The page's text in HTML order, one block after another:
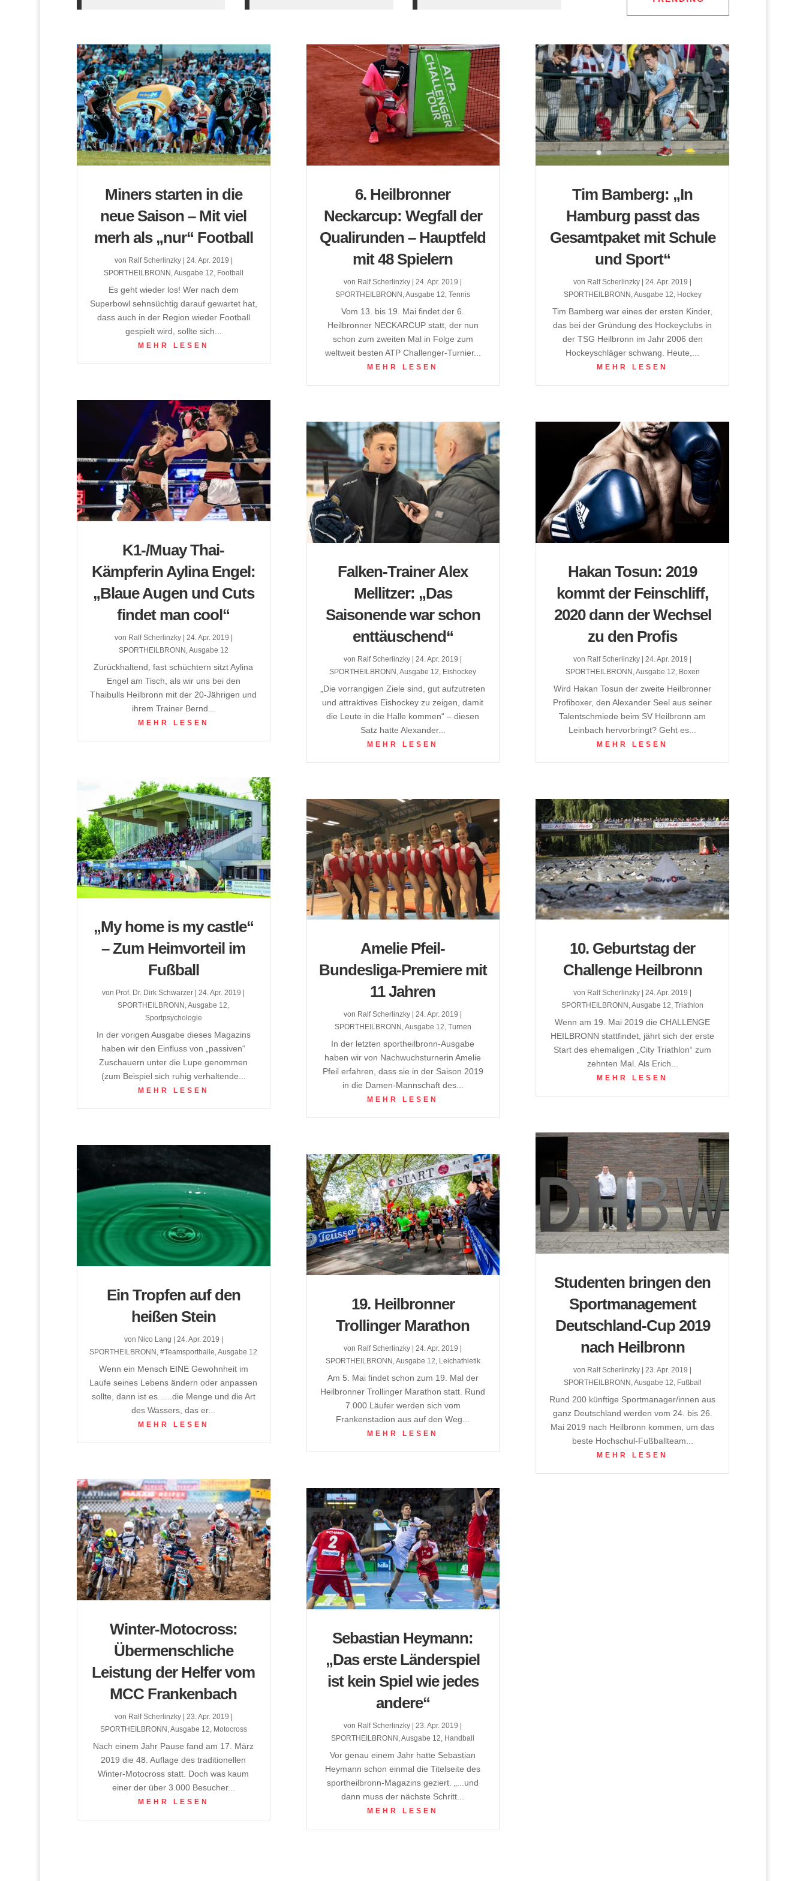
Miners starten in die
neue Saison – Mit viel
merh als „nur“ Football
von Ralf Scherlinzky| 24. Apr. 2019
SPORTHEILBRONN ,Ausgabe 12, Football
Es geht wieder los! Wer nach dem
Superbowl sehnsüchtig darauf gewartet hat,
dass auch in der Region wieder Football
gespielt wird, sollte sich...
MEHR LESEN
K1-/Muay Thai-
Kämpferin Aylina Engel:
„Blaue Augen und Cuts
findet man cool“
von Ralf Scherlinzky| 24. Apr. 2019 |
SPORTHEILBRONN Ausgabe 12
Zurückhaltend, fast schüchtern sitzt Aylina
Engel am Tisch, als wir uns bei den
Thaibulls Heilbronn mit der 20-Jährigen und
ihrem Trainer Bernd...
MEHR LESEN
„My home is my castle“
– Zum Heimvorteil im
Fußball
von Prof. Dr. Dirk Schwarzer |24. Apr. 2019
SPORTHEILBRONN ,Ausgabe 12,
Sportpsychologie
In der vorigen Ausgabe dieses Magazins
haben wir den Einfluss von „passiven“
Zuschauern unter die Lupe genommen
(zum Beispiel sich ruhig verhaltende...
MEHR LESEN
Ein Tropfen auf den
heißen Stein
von Nico Lang 24. Apr. 2019
SPORTHEILBRONN ,#Teamsporthalle,Ausgabe 12
Wenn ein Mensch EINE Gewohnheit im
Laufe seines Lebens ändern oder anpassen
sollte, dann ist es......die Menge und die Art
des Wassers, das er...
MEHR LESEN
Winter-Motocross:
Übermenschliche
Leistung der Helfer vom
MCC Frankenbach
von Ralf Scherlinzky| 23. Apr. 2019 |
SPORTHEILBRONN,Ausgabe 12, Motocross
Nach einem Jahr Pause fand am 17. März
2019 die 48. Auflage des traditionellen
Winter-Motocross statt. Doch was kaum
einer der über 3.000 Besucher...
MEHR LESEN
6. Heilbronner
Neckarcup: Wegfall der
Qualirunden – Hauptfeld
mit 48 Spielern
von Ralf Scherlinzky |24. Apr. 2019
SPORTHEILBRONN ,Ausgabe 12,Tennis
Vom 13. bis 19. Mai findet der 6.
Heilbronner NECKARCUP statt, der nun
schon zum zweiten Mal in Folge zum
weltweit besten ATP Challenger-Turnier...
MEHR LESEN
Falken-Trainer Alex
Mellitzer: „Das
Saisonende war schon
enttäuschend“
von Ralf Scherlinzky | 24. Apr. 2019 |
SPORTHEILBRONN ,Ausgabe 12 Eishockey
„Die vorrangigen Ziele sind, gut aufzutreten
und attraktives Eishockey zu zeigen, damit
die Leute in die Halle kommen“ – diesen
Satz hatte Alexander...
MEHR LESEN
Amelie Pfeil-
Bundesliga-Premiere mit
11 Jahren
von Ralf Scherlinzky |24. Apr. 2019
SPORTHEILBRONN ,Ausgabe 12, Turnen
In der letzten sportheilbronn-Ausgabe
haben wir von Nachwuchsturnerin Amelie
Pfeil erfahren, dass sie in der Saison 2019
in die Damen-Mannschaft des...
MEHR LESEN
19. Heilbronner
Trollinger Marathon
von Ralf Scherlinzky |24. Apr. 2019
SPORTHEILBRONN ,Ausgabe 12, Leichathletik
Am 5. Mai findet schon zum 19. Mal der
Heilbronner Trollinger Marathon statt. Rund
7.000 Läufer werden sich vom
Frankenstadion aus auf den Weg...
MEHR LESEN
Sebastian Heymann:
„Das erste Länderspiel
ist kein Spiel wie jedes
andere“
von Ralf Scherlinzky |23. Apr. 2019 |
SPORTHEILBRONN,Ausgabe 12, Handball
Vor genau einem Jahr hatte Sebastian
Heymann schon einmal die Titelseite des
sportheilbronn-Magazins geziert. „...und
dann muss der nächste Schritt...
MEHR LESEN
Tim Bamberg: „In
Hamburg passt das
Gesamtpaket mit Schule
und Sport“
von Ralf Scherlinzky |24. Apr. 2019
SPORTHEILBRONN ,Ausgabe 12, Hockey
Tim Bamberg war eines der ersten Kinder,
das bei der Gründung des Hockeyclubs in
der TSG Heilbronn im Jahr 2006 den
Hockeyschläger schwang. Heute,...
MEHR LESEN
Hakan Tosun: 2019
kommt der Feinschliff,
2020 dann der Wechsel
zu den Profis
von Ralf Scherlinzky | 24. Apr. 2019 |
SPORTHEILBRONN Ausgabe 12 Boxen
Wird Hakan Tosun der zweite Heilbronner
Profiboxer, den Alexander Seel aus seiner
Talentschmiede beim SV Heilbronn am
Leinbach hervorbringt? Geht es...
MEHR LESEN
10. Geburtstag der
Challenge Heilbronn
von Ralf Scherlinzky |24. Apr. 2019
SPORTHEILBRONN ,Ausgabe 12,Triathlon
Wenn am 19. Mai 2019 die CHALLENGE
HEILBRONN stattfindet, jährt sich der erste
Start des ehemaligen „City Triathlon“ zum
zehnten Mal. Als Erich...
MEHR LESEN
Studenten bringen den
Sportmanagement
Deutschland-Cup 2019
nach Heilbronn
von Ralf Scherlinzky |23. Apr. 2019
SPORTHEILBRONN ,Ausgabe 12, Fußball
Rund 200 künftige Sportmanager/innen aus
ganz Deutschland werden vom 24. bis 26.
Mai 2019 nach Heilbronn kommen, um das
beste Hochschul-Fußballteam...
MEHR LESEN